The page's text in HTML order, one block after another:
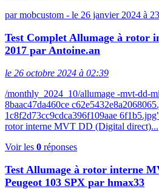
parmobcustom - le 26 janvier 2024 à
Test Complet Allumage à rotor
2017 par Antoine.an
le 26 octobre 2024 à 02:39
/monthly_2024_10/allumage -mvt-dd-
8baac47da460ce
1c8f2d73cc9cdca396f109aae
rotor interne MVT DD (Digital direct)...
Voir les 0 réponses
Test Allumage à rotor interne
Peugeot 103 SPX par hmax33